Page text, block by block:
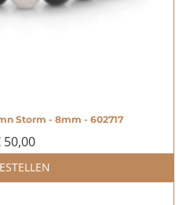
Storm - 8mm - 602717
50,00